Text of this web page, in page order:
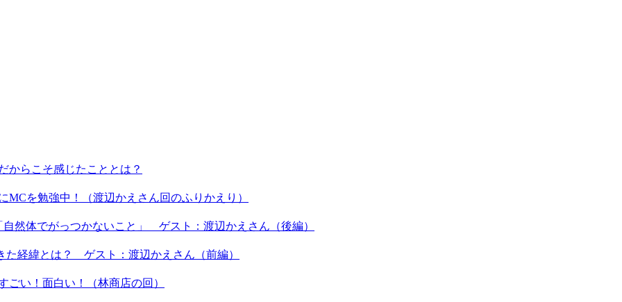
からこそ感じたこととは？
を勉強中！（渡辺かえさん回のふりかえり）
然体でがっつかないこと」 ゲスト：渡辺かえさん（後編）
た経緯とは？ ゲスト：渡辺かえさん（前編）
ごい！面白い！（林商店の回）